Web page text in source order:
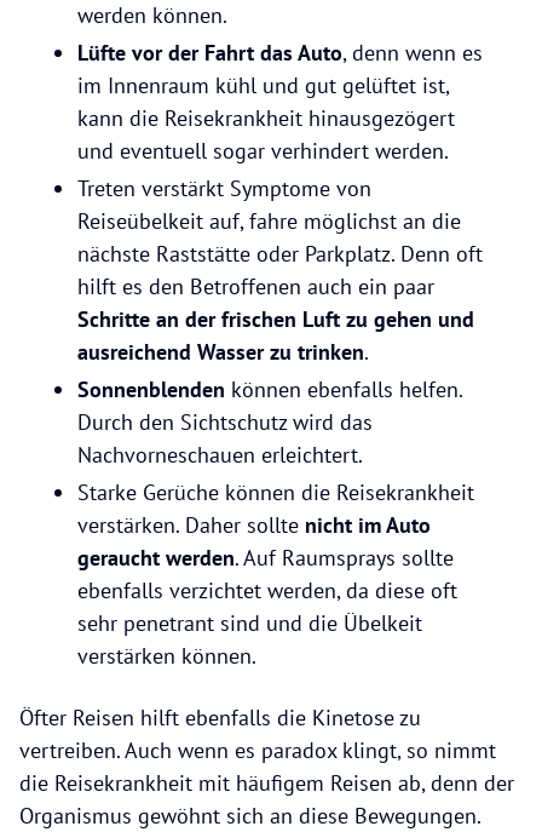
werden können.
Lüfte vor der Fahrt das Auto, denn wenn es
im Innenraum kühl und gut gelüftet ist,
kann die Reisekrankheit hinausgezögert
und eventuell sogar verhindert werden.
Treten verstärkt Symptome von
Reiseübelkeit auf, fahre möglichst an die
nächste Raststätte oder Parkplatz. Denn oft
hilft es den Betroffenen auch ein paar
Schritte an der frischen Luft zu gehen und
ausreichend Wasser zu trinken.
Sonnenblenden können ebenfalls helfen.
Durch den Sichtschutz wird das
Nachvorneschauen erleichtert.
Starke Gerüche können die Reisekrankheit
verstärken. Daher sollte nicht im Auto
geraucht werden. Auf Raumsprays sollte
ebenfalls verzichtet werden, da diese oft
sehr penetrant sind und die Übelkeit
verstärken können.
Öfter Reisen hilft ebenfalls die Kinetose zu
vertreiben. Auch wenn es paradox klingt, so nimmt
die Reisekrankheit mit häufigem Reisen ab, denn der
Organismus gewöhnt sich an diese Bewegungen.